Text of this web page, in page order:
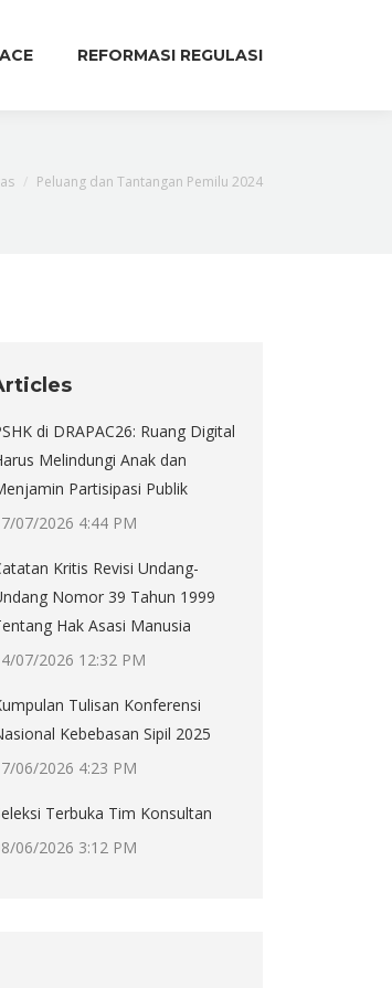
REFORMASI REGULASI
Peluang dan Tantangan Pemilu 2024
di DRAPAC26: Ruang Digital
Melindungi Anak dan
Partisipasi Publik
07/2026 4:44 PM
Kritis Revisi Undang-
Nomor 39 Tahun 1999
Hak Asasi Manusia
07/2026 12:32 PM
Tulisan Konferensi
Kebebasan Sipil 2025
06/2026 4:23 PM
Terbuka Tim Konsultan
06/2026 3:12 PM